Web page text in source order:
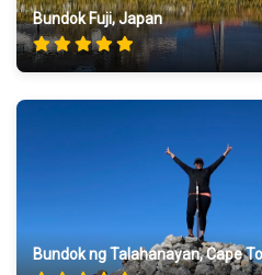
Bundok Fuji, Japan
Bundok ng Talahanayan, Cape